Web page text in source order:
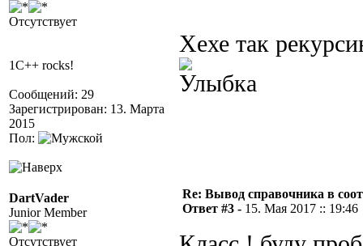
Отсутствует
1C++ rocks!
Сообщений: 29
Зарегистрирован: 13. Марта
2015
Пол:
Хехе так
DartVader
Junior Member
Отсутствует
Re: Вывод справочника в
Ответ #3 - 15. Мая 2017 :: 19:46